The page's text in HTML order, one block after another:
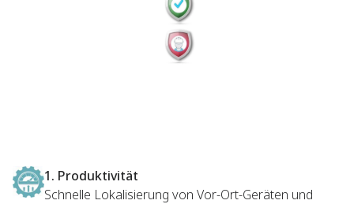
1. Produktivität
Schnelle Lokalisierung von Vor-Ort-Geräten und